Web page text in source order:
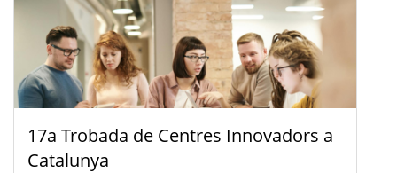
17a Trobada de Centres Innovadors a
Catalunya